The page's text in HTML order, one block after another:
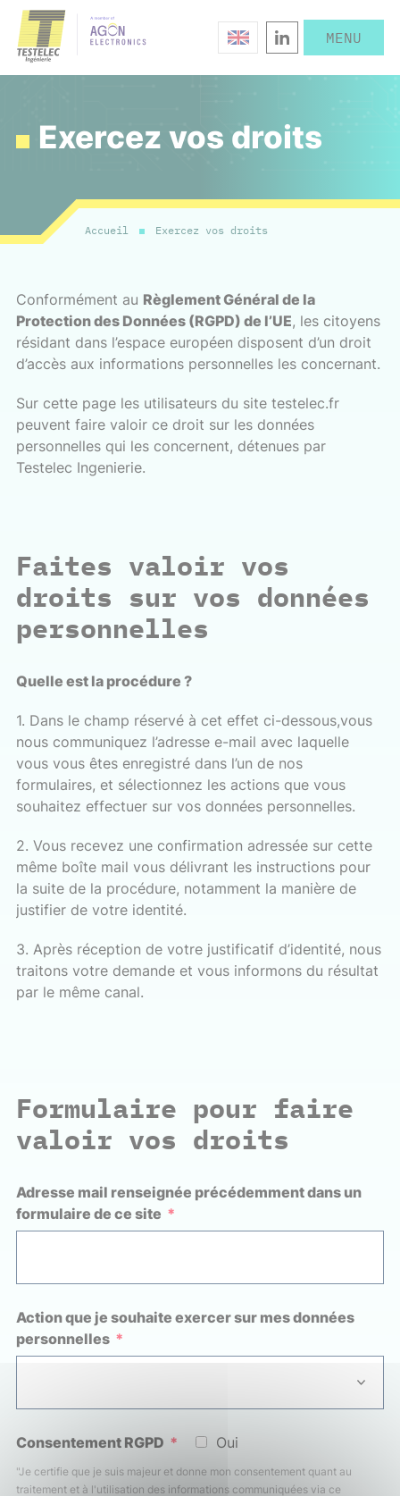
Exercez vos droits
Accueil Exercez vos droits
Conformément au Règlement Général de la
Protection des Données (RGPD) de l’UE, les citoyens
résidant dans l’espace européen disposent d’un droit
d’accès aux informations personnelles les concernant.
Sur cette page les utilisateurs du site testelec.fr
peuvent faire valoir ce droit sur les données
personnelles qui les concernent, détenues par
Testelec Ingenierie.
Faites valoir vos
droits sur vos données
personnelles
Quelle est la procédure ?
1. Dans le champ réservé à cet effet ci-dessous,vous
nous communiquez l’adresse e-mail avec laquelle
vous vous êtes enregistré dans l’un de nos
formulaires, et sélectionnez les actions que vous
souhaitez effectuer sur vos données personnelles.
2. Vous recevez une confirmation adressée sur cette
même boîte mail vous délivrant les instructions pour
la suite de la procédure, notamment la manière de
justifier de votre identité.
3. Après réception de votre justificatif d’identité, nous
traitons votre demande et vous informons du résultat
par le même canal.
Formulaire pour faire
valoir vos droits
Adresse mail renseignée précédemment dans un
formulaire de ce site *
Action que je souhaite exercer sur mes données
personnelles *
Consentement RGPD * Oui
"Je certifie que je suis majeur et donne mon consentement quant au
traitement et à l'utilisation des informations communiquées via ce